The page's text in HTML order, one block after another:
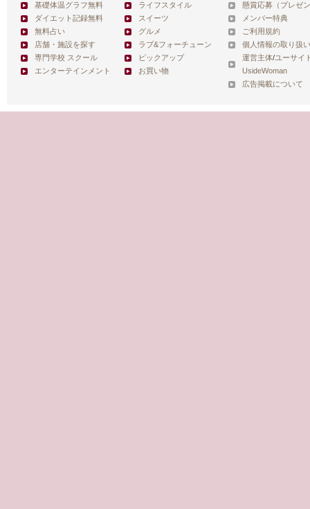
基礎体温グラフ無料
ダイエット記録無料
無料占い
店舗・施設を探す
専門学校 スクール
エンターテインメント
ライフスタイル
スイーツ
グルメ
ラブ&フォーチューン
ピックアップ
お買い物
懸賞応募（プレゼ
メンバー特典
ご利用規約
個人情報の取り扱
運営主体/ユーサイ
UsideWoman
広告掲載について